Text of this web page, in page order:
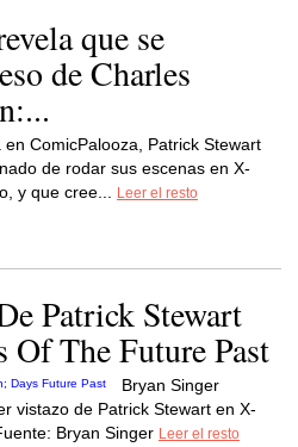
que se
de Charles
ComicPalooza, Patrick Stewart
de rodar sus escenas en X-
y que cree...
Leer el resto
Patrick Stewart
Of The Future Past
Bryan Singer
vistazo de Patrick Stewart en X-
Bryan Singer Leer el resto